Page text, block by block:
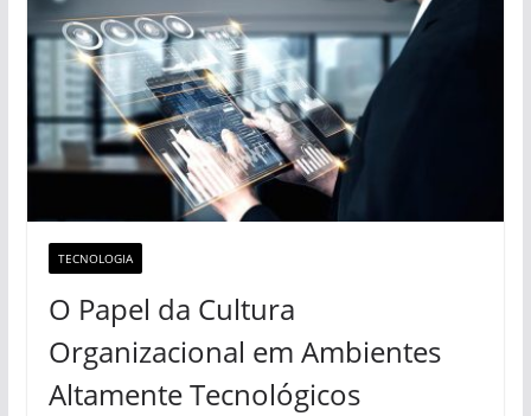
TECNOLOGIA
O Papel da Cultura
Organizacional em Ambientes
Altamente Tecnológicos